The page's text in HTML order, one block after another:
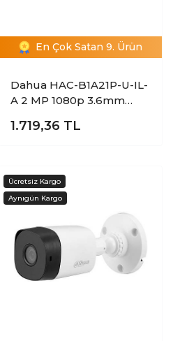
En Çok Satan 9. Ürün
Dahua HAC-B1A21P-U-IL-
A 2 MP 1080p 3.6mm
HDCVI 30Mt Bullet
1.719,36 TL